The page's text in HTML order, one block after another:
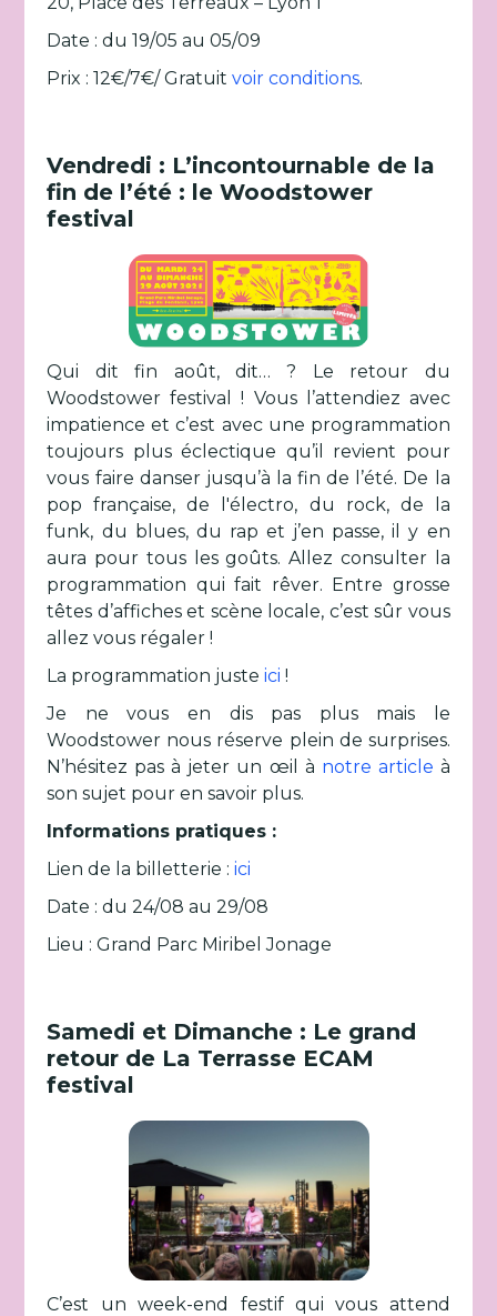
Date : du 19/05 au 05/09
Prix : 12€/7€/ Gratuitvoir conditions.
Vendredi : L’incontournable de la
fin de l’été : le Woodstower
festival
Qui dit fin août, dit… ? Le retour du
Woodstower festival ! Vous l’attendiez avec
impatience et c’est avec une programmation
toujours plus éclectique qu’il revient pour
vous faire danser jusqu’à la fin de l’été. De la
pop française, de l'électro, du rock, de la
funk, du blues, du rap et j’en passe, il y en
aura pour tous les goûts. Allez consulter la
programmation qui fait rêver. Entre grosse
têtes d’affiches et scène locale, c’est sûr vous
allez vous régaler !
La programmation justeici !
Je ne vous en dis pas plus mais le
Woodstower nous réserve plein de surprises.
N’hésitez pas à jeter un œil à notre article à
son sujet pour en savoir plus.
Informations pratiques :
Lien de la billetterie :ici
Date : du 24/08 au 29/08
Lieu : Grand Parc Miribel Jonage
Samedi et Dimanche : Le grand
retour de La Terrasse ECAM
festival
C’est un week-end festif qui vous attend